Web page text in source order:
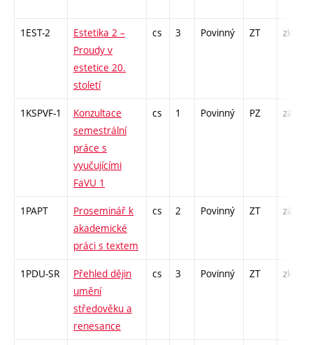
1EST-2
Estetika 2 –
Proudy v
estetice 20.
století
cs 3 Povinný ZT zk
1KSPVF-1
Konzultace
semestrální
práce s
vyučujícími
FaVU 1
cs 1 Povinný PZ zá
1PAPT
Proseminář k
akademické
práci s textem
cs 2 Povinný ZT zá
1PDU-SR
Přehled dějin
umění
středověku a
renesance
cs 3 Povinný ZT zk